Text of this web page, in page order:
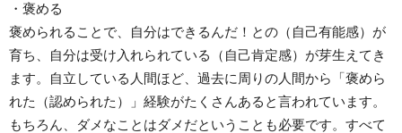
・褒める
褒められることで、自分はできるんだ！との（自己有能感）が
育ち、自分は受け入れられている（自己肯定感）が芽生えてき
ます。自立している人間ほど、過去に周りの人間から「褒めら
れた（認められた）」経験がたくさんあると言われています。
もちろん、ダメなことはダメだということも必要です。すべて